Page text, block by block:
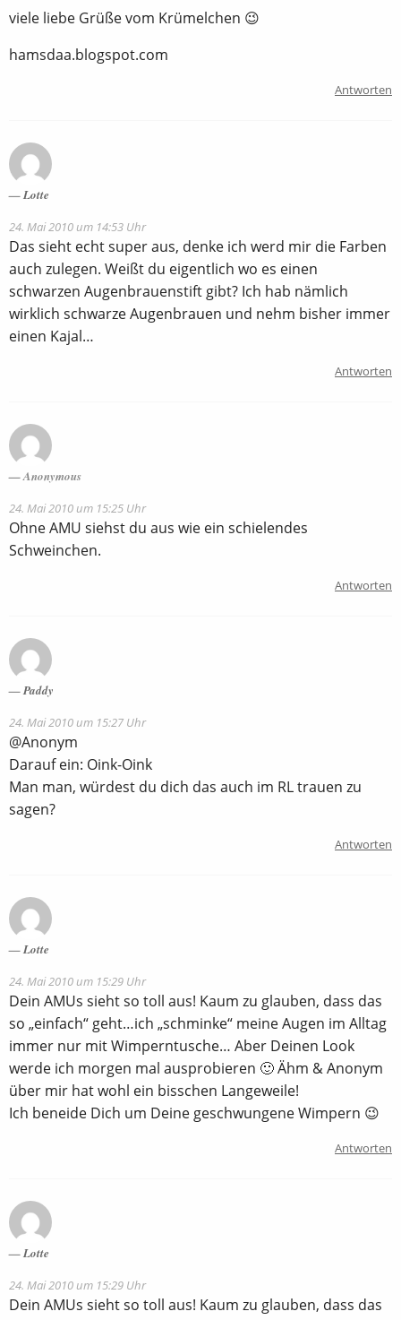
viele liebe Grüße vom Krümelchen 😉
hamsdaa.blogspot.com
Antworten
Lotte
24. Mai 2010 um 14:53 Uhr
Das sieht echt super aus, denke ich werd mir die Farben
auch zulegen. Weißt du eigentlich wo es einen
schwarzen Augenbrauenstift gibt? Ich hab nämlich
wirklich schwarze Augenbrauen und nehm bisher immer
einen Kajal…
Antworten
Anonymous
24. Mai 2010 um 15:25 Uhr
Ohne AMU siehst du aus wie ein schielendes
Schweinchen.
Antworten
Paddy
24. Mai 2010 um 15:27 Uhr
@Anonym
Darauf ein: Oink-Oink
Man man, würdest du dich das auch im RL trauen zu
sagen?
Antworten
Lotte
24. Mai 2010 um 15:29 Uhr
Dein AMUs sieht so toll aus! Kaum zu glauben, dass das
so „einfach“ geht…ich „schminke“ meine Augen im Alltag
immer nur mit Wimperntusche… Aber Deinen Look
werde ich morgen mal ausprobieren 🙂 Ähm & Anonym
über mir hat wohl ein bisschen Langeweile!
Ich beneide Dich um Deine geschwungene Wimpern 😉
Antworten
Lotte
24. Mai 2010 um 15:29 Uhr
Dein AMUs sieht so toll aus! Kaum zu glauben, dass das